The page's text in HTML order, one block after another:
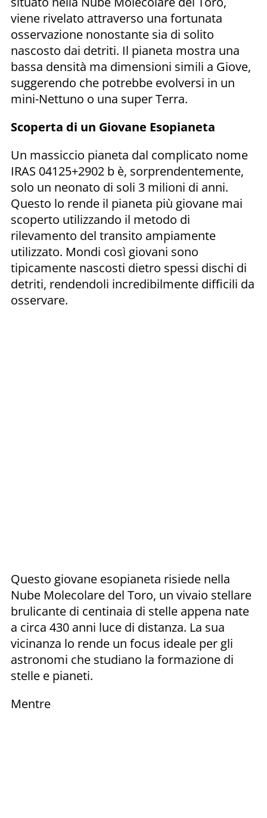
viene rivelato attraverso una fortunata
osservazione nonostante sia di solito
nascosto dai detriti. Il pianeta mostra una
bassa densità ma dimensioni simili a Giove,
suggerendo che potrebbe evolversi in un
mini-Nettuno o una super Terra.
Scoperta di un Giovane Esopianeta
Un massiccio pianeta dal complicato nome
IRAS 04125+2902 b è, sorprendentemente,
solo un neonato di soli 3 milioni di anni.
Questo lo rende il pianeta più giovane mai
scoperto utilizzando il metodo di
rilevamento del transito ampiamente
utilizzato. Mondi così giovani sono
tipicamente nascosti dietro spessi dischi di
detriti, rendendoli incredibilmente difficili da
osservare.
Questo giovane esopianeta risiede nella
Nube Molecolare del Toro, un vivaio stellare
brulicante di centinaia di stelle appena nate
a circa 430 anni luce di distanza. La sua
vicinanza lo rende un focus ideale per gli
astronomi che studiano la formazione di
stelle e pianeti.
Mentre